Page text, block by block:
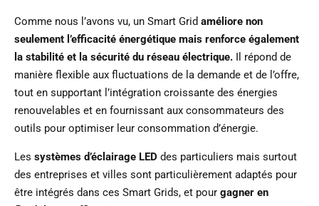
Comme nous l’avons vu, un Smart Grid améliore non
seulement l’efficacité énergétique mais renforce également
la stabilité et la sécurité du réseau électrique. Il répond de
manière flexible aux fluctuations de la demande et de l’offre,
tout en supportant l’intégration croissante des énergies
renouvelables et en fournissant aux consommateurs des
outils pour optimiser leur consommation d’énergie.
Les systèmes d’éclairage LED des particuliers mais surtout
des entreprises et villes sont particulièrement adaptés pour
être intégrés dans ces Smart Grids, et pour gagner en